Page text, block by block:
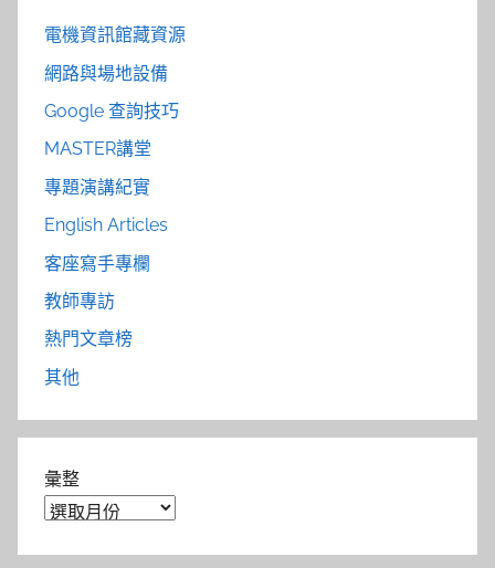
電機資訊館藏資源
網路與場地設備
Google 查詢技巧
MASTER講堂
專題演講紀實
English Articles
客座寫手專欄
教師專訪
熱門文章榜
其他
彙整